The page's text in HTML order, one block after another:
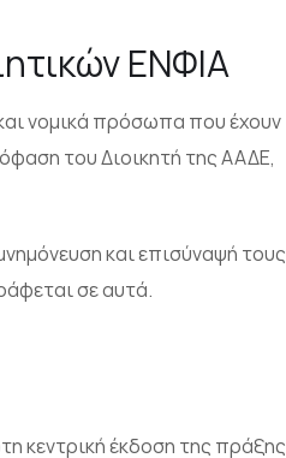
ΕΝΦΙΑ
νομικά πρόσωπα που έχουν
του Διοικητή της ΑΑΔΕ,
και επισύναψή τους
σε αυτά.
κεντρική έκδοση της πράξης